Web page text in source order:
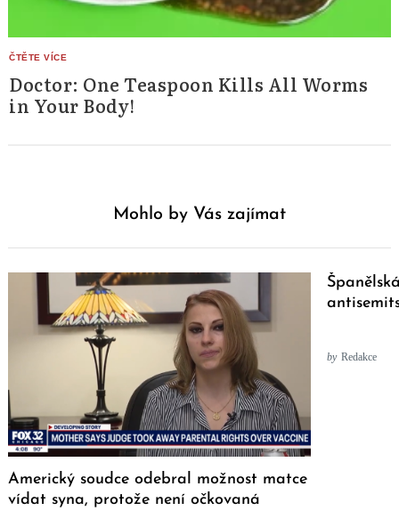
Doctor: One Teaspoon Kills All Worms
in Your Body!
Mohlo by Vás zajímat
Americký soudce odebral možnost matce
vídat syna, protože není očkovaná
by Redakce